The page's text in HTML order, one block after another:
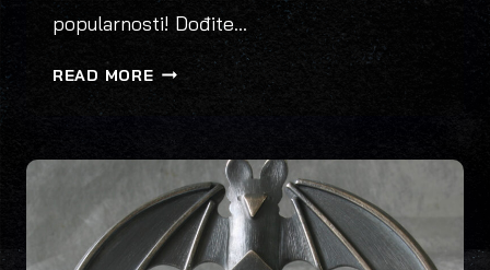
popularnosti! Dođite…
READ MOREKRIŽIĆ-
BOD
(CROSS
DEMO
UDRUGA
CAPYBARA